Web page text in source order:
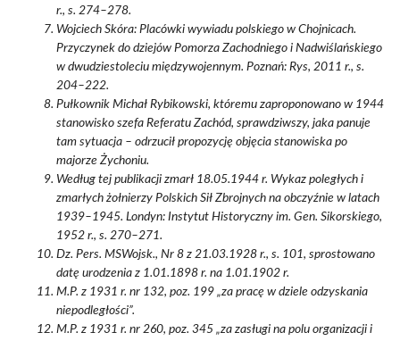
r., s. 274–278.
Wojciech Skóra: Placówki wywiadu polskiego w Chojnicach.
Przyczynek do dziejów Pomorza Zachodniego i Nadwiślańskiego
w dwudziestoleciu międzywojennym. Poznań: Rys, 2011 r., s.
204–222.
Pułkownik Michał Rybikowski, któremu zaproponowano w 1944
stanowisko szefa Referatu Zachód, sprawdziwszy, jaka panuje
tam sytuacja – odrzucił propozycję objęcia stanowiska po
majorze Żychoniu.
Według tej publikacji zmarł 18.05.1944 r. Wykaz poległych i
zmarłych żołnierzy Polskich Sił Zbrojnych na obczyźnie w latach
1939–1945. Londyn: Instytut Historyczny im. Gen. Sikorskiego,
1952 r., s. 270–271.
Dz. Pers. MSWojsk., Nr 8 z 21.03.1928 r., s. 101, sprostowano
datę urodzenia z 1.01.1898 r. na 1.01.1902 r.
M.P. z 1931 r. nr 132, poz. 199 „za pracę w dziele odzyskania
niepodległości”.
M.P. z 1931 r. nr 260, poz. 345 „za zasługi na polu organizacji i